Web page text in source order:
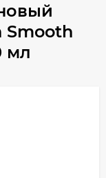
Smooth
мл